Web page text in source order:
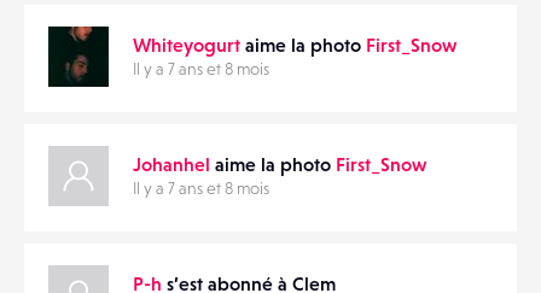
MATÉRIELS
ÉVÉNEMENTS
Whiteyogurt aime la photo First_Snow
Il y a 7 ans et 8 mois
Johanhel aime la photo First_Snow
Il y a 7 ans et 8 mois
P-h s’est abonné à Clem